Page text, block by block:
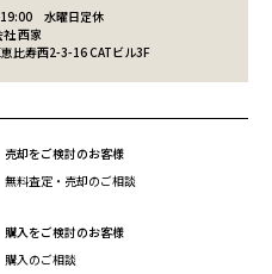
水曜日定休
西家
比寿西2-3-16 CATビル3F
売却をご検討のお客様
無料査定・売却のご相談
購入をご検討のお客様
購入のご相談